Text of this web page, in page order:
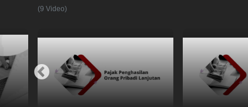
(9 Video)